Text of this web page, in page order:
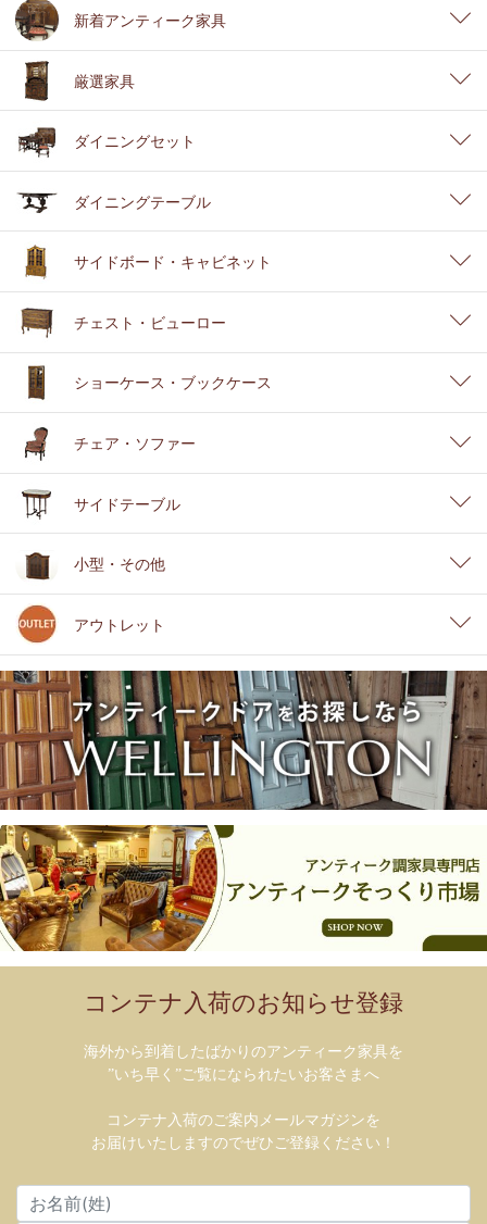
新着アンティーク家具
厳選家具
ダイニングセット
ダイニングテーブル
サイドボード・キャビネット
チェスト・ビューロー
ショーケース・ブックケース
チェア・ソファー
サイドテーブル
小型・その他
アウトレット
コンテナ入荷のお知らせ登録
海外から到着したばかりのアンティーク家具を
”いち早く”ご覧になられたいお客さまへ
コンテナ入荷のご案内メールマガジンを
お届けいたしますのでぜひご登録ください！